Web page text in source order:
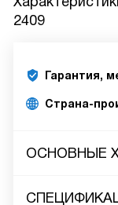
2409
Гарантия,
Страна-
ОСНОВНЫЕ